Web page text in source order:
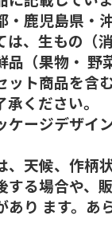
鹿児島県・
は、生もの（
品（果物・ 野
ット商品を含
ください。
ージデザイ
天候、作柄
する場合や、
あり ます。あ